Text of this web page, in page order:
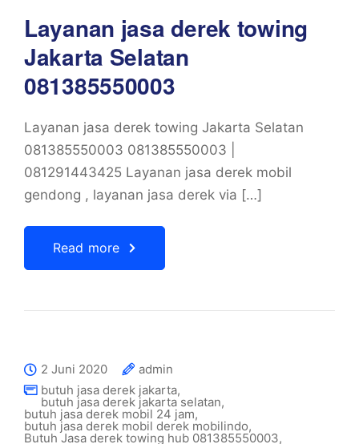
Layanan jasa derek towing
Jakarta Selatan
081385550003
Layanan jasa derek towing Jakarta Selatan
081385550003 081385550003 |
081291443425 Layanan jasa derek mobil
gendong , layanan jasa derek via […]
Read more
2 Juni 2020
admin
butuh jasa derek jakarta,
butuh jasa derek jakarta selatan,
butuh jasa derek mobil 24 jam,
butuh jasa derek mobil derek mobilindo,
Butuh Jasa derek towing hub 081385550003,